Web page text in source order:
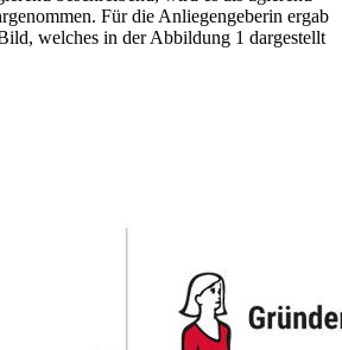
Für die Anliegengeberin ergab
welches in der Abbildung 1 dargestellt